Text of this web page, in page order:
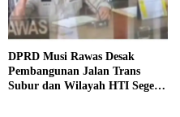
DPRD Musi Rawas Desak
Pembangunan Jalan Trans
Subur dan Wilayah HTI Segera